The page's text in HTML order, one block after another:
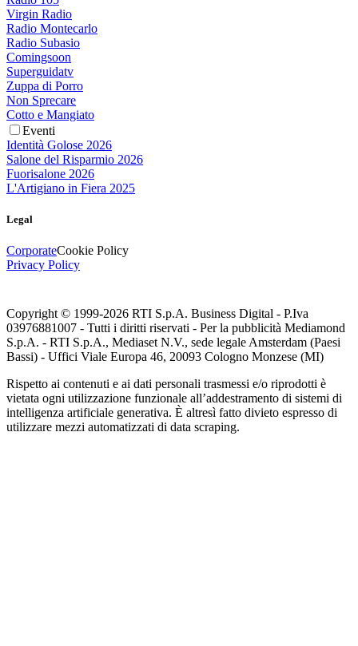
Virgin Radio
Radio Montecarlo
Radio Subasio
Comingsoon
Superguidatv
Zuppa di Porro
Non Sprecare
Cotto e Mangiato
Eventi
Identità Golose 2026
Salone del Risparmio 2026
Fuorisalone 2026
L'Artigiano in Fiera 2025
Legal
CorporateCookie Policy
Privacy Policy
Copyright © 1999-2026 RTI S.p.A. Business Digital - P.Iva
03976881007 - Tutti i diritti riservati - Per la pubblicità Mediamond
S.p.A. - RTI S.p.A., Mediaset N.V., sede legale Amsterdam (Paesi
Bassi) - Uffici Viale Europa 46, 20093 Cologno Monzese (MI)
Rispetto ai contenuti e ai dati personali trasmessi e/o riprodotti è
vietata ogni utilizzazione funzionale all’addestramento di sistemi di
intelligenza artificiale generativa. È altresì fatto divieto espresso di
utilizzare mezzi automatizzati di data scraping.